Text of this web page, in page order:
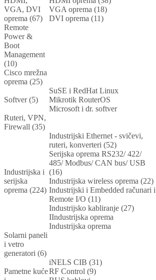
VGA, DVI
oprema (67)
VGA oprema (18)
DVI oprema (11)
Remote
Power &
Boot
Management
(10)
Cisco mrežna
oprema (25)
Softver (5)
SuSE i RedHat Linux
Mikrotik RouterOS
Microsoft i dr. softver
Ruteri, VPN,
Firewall (35)
Industrijska i
serijska
oprema (224)
Industrijski Ethernet - svičevi,
ruteri, konverteri (52)
Serijska oprema RS232/ 422/
485/ Modbus/ CAN bus/ USB
(16)
Industrijska wireless oprema (22)
Industrijski i Embedded računari i
Remote I/O (11)
Industrijsko kabliranje (27)
IIndustrijska oprema
Industrijska oprema
Solarni paneli
i vetro
generatori (6)
Pametne kuće
iNELS CIB (31)
RF Control (9)